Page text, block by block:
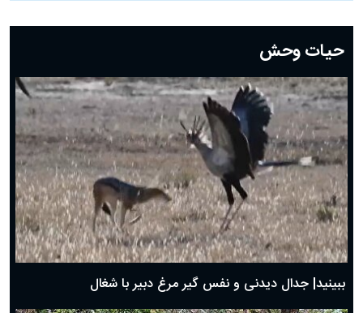
دعای روز بیستم ماه رمضان؛ ۱۹ اسفند ۱۴۰۴
دعای روز هشتم ماه مبارک رمضان؛ ۷ اسفند ماه ۱۴۰۴
دعای روز هفتم ماه رمضان؛ ۶ اسفند ۱۴۰۴
دعای روز ششم ماه رمضان؛ ۵ اسفند ۱۴۰۴
دعای روز پنجم ماه رمضان؛ ۴ اسفند ۱۴۰۴
دعای روز چهارم ماه مبارک رمضان؛ ۳ اسفند ۱۴۰۴
دعای روز سوم ماه مبارک رمضان؛ ۱۴ اسفند ۱۴۰۴
دعای روز دوم ماه مبارک رمضان ۱ اسفند ماه ۱۴۰۴
دعای روز اول ماه مبارک رمضان، ۳۰ بهمن ۱۴۰۴
حضرت زینب(س) چگونه از دنیا رفت؟
بهترین پیامک تبریک روز پدر ۱۴۰۴؛ جملات زیبا و صمیمانه
حیات وحش
ببینید| جدال دیدنی و نفس گیر مرغ دبیر با شغال